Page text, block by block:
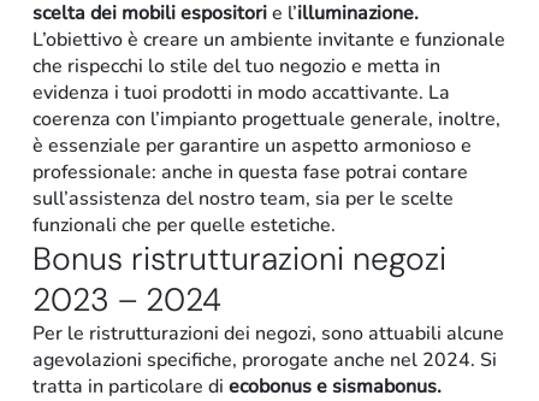
scelta dei mobili espositorie l’illuminazione.
L’obiettivo è creare un ambiente invitante e funzionale
che rispecchi lo stile del tuo negozio e metta in
evidenza i tuoi prodotti in modo accattivante. La
coerenza con l’impianto progettuale generale, inoltre,
è essenziale per garantire un aspetto armonioso e
professionale: anche in questa fase potrai contare
sull’assistenza del nostro team, sia per le scelte
funzionali che per quelle estetiche.
Bonus ristrutturazioni negozi
2023 – 2024
Per le ristrutturazioni dei negozi, sono attuabili alcune
agevolazioni specifiche, prorogate anche nel 2024. Si
tratta in particolare di ecobonus e sismabonus.